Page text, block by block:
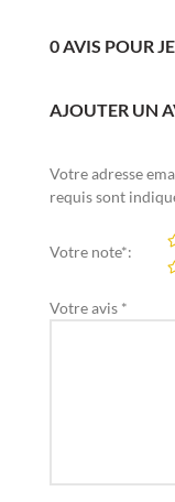
0 AVIS POUR
AJOUTER UN
Votre adresse
requis sont
Votre note*:
Votre avis *